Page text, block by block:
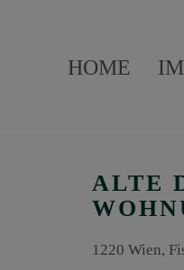
HOME
ALTE
1220 Wien,